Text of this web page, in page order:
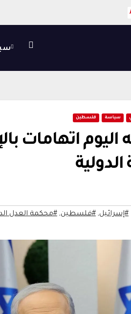
سياسة فلسطين
اليوم اتهامات
#إسرائيل, #فلسطين, #محكمة العدل